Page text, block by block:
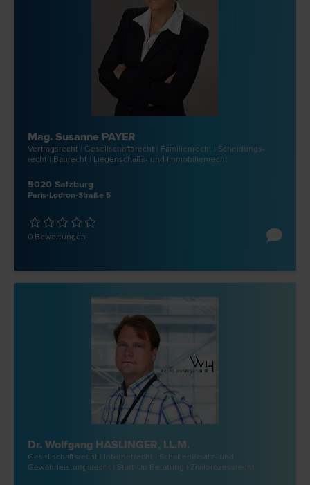
Mag. Susanne PAYER
Vertrags­recht | Gesellschafts­recht | Familien­recht | Scheidungs­
recht | Bau­recht | Liegenschafts- und Immobilien­recht
5020 Salzburg
Paris-Lodron-Straße 5
0 Bewertungen
Dr. Wolfgang HASLINGER, LL.M.
Gesellschafts­recht | Internet­recht | Schadenersatz- und
Gewährleistungs­recht | Start-Up Beratung | Zivilprozess­recht